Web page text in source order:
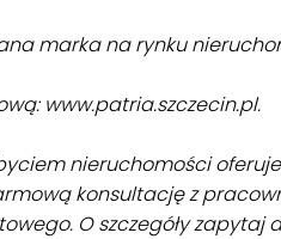
marka na rynku
www.patria.szczecin.pl.
nieruchomości
konsultację z
O szczegóły zapytaj